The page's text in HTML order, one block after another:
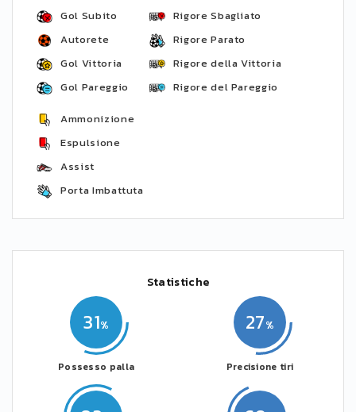
Gol Subito
Autorete
Gol Vittoria
Gol Pareggio
Rigore Sbagliato
Rigore Parato
Rigore della Vittoria
Rigore del Pareggio
Ammonizione
Espulsione
Assist
Porta Imbattuta
Statistiche
31
Possesso palla
27
Precisione tiri